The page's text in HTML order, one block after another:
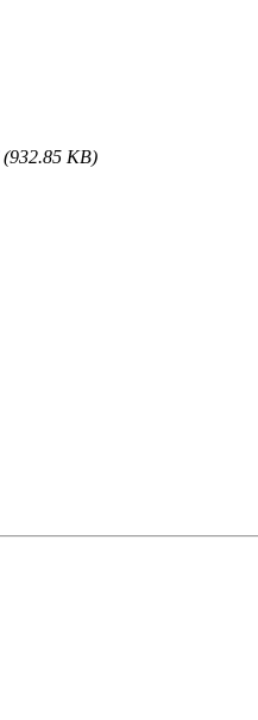
(932.85 KB)